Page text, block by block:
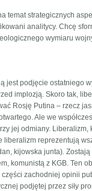
temat strategicznych
analitycy. Chcę
wymiaru
jest podjęcie ostatniego
implozją. Skoro tak,
Rosję Putina – rzecz
Ale we
jej odmiany. Liberalizm,
liberalizm reprezentują
kijowska junta). Zostają
komunistą z KGB. Ten
części zachodniej opinii
podjętej przez siły